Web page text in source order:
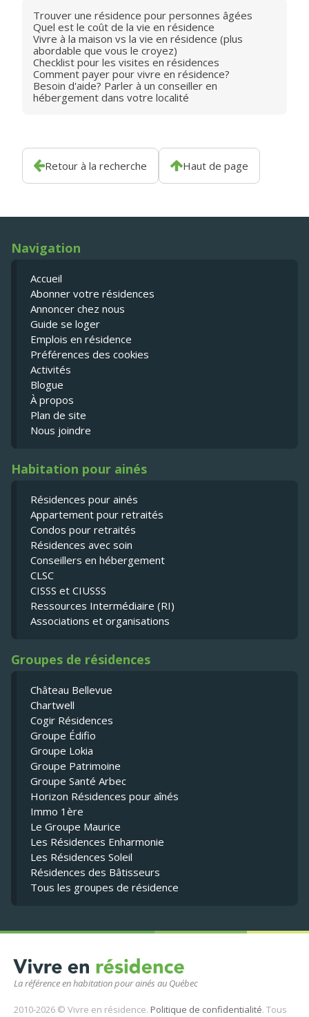
Trouver une résidence pour personnes âgées
Quel est le coût de la vie en résidence
Vivre à la maison vs la vie en résidence (plus
abordable que vous le croyez)
Checklist pour les visites en résidences
Comment payer pour vivre en résidence?
Besoin d'aide? Parler à un conseiller en
hébergement dans votre localité
Retour à la recherche Haut de page
La référence en habitation pour ainés au Québec
2010-2026 © Vivre en résidence. Politique de confidentialité. Tous
Navigation
Accueil
Abonner votre résidences
Annoncer chez nous
Guide se loger
Emplois en résidence
Préférences des cookies
Activités
Blogue
À propos
Plan de site
Nous joindre
Habitation pour ainés
Résidences pour ainés
Appartement pour retraités
Condos pour retraités
Résidences avec soin
Conseillers en hébergement
CLSC
CISSS et CIUSSS
Ressources Intermédiaire (RI)
Associations et organisations
Groupes de résidences
Château Bellevue
Chartwell
Cogir Résidences
Groupe Édifio
Groupe Lokia
Groupe Patrimoine
Groupe Santé Arbec
Horizon Résidences pour aînés
Immo 1ère
Le Groupe Maurice
Les Résidences Enharmonie
Les Résidences Soleil
Résidences des Bâtisseurs
Tous les groupes de résidence